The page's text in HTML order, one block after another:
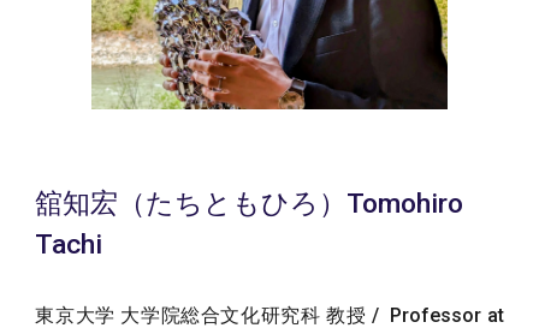
舘知宏（たちともひろ）Tomohiro
Tachi
東京大学 大学院総合文化研究科 教授 / Professor at